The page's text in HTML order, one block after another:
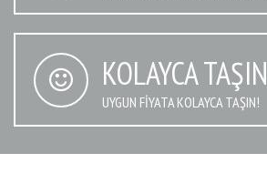
KOLAYCA TAŞIN
UYGUN FIYATA KOLAYCA TAŞIN!